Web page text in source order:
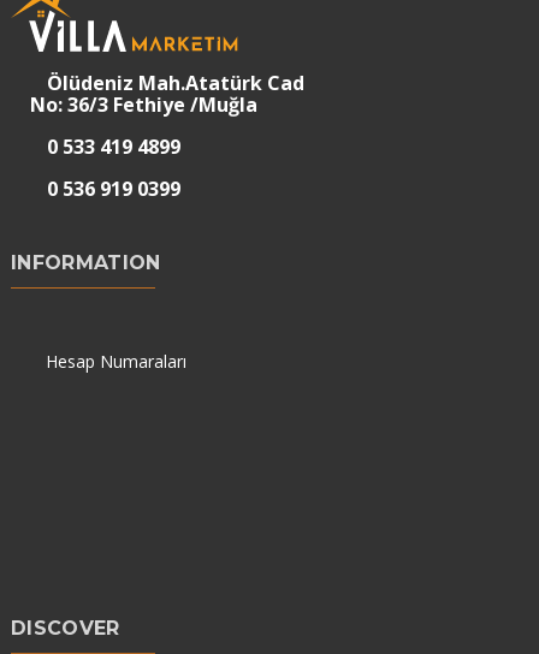
Ölüdeniz Mah.Atatürk Cad
No: 36/3 Fethiye /Muğla
0 533 419 4899
0 536 919 0399
INFORMATION
Hesap Numaraları
DISCOVER